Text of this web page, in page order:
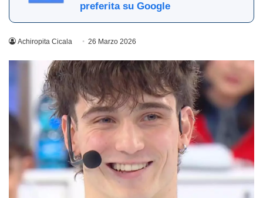
preferita su Google
Achiropita Cicala 26 Marzo 2026